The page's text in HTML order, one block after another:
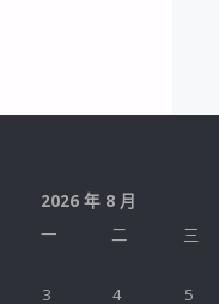
2026 年 8 月
一
二 三
3
4 5